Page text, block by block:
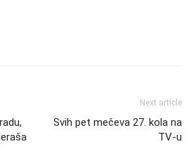
Next article
Svih pet mečeva 27. kola na
TV-u